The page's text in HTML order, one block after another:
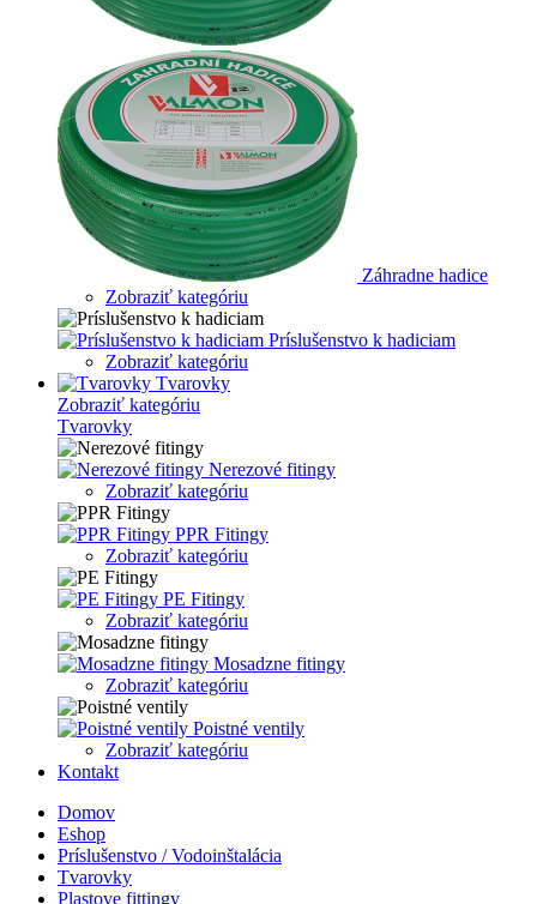
Záhradne hadice
Zobraziť kategóriu
Príslušenstvo k hadiciam
Zobraziť kategóriu
Tvarovky
Zobraziť kategóriu
Tvarovky
Nerezové fitingy
Zobraziť kategóriu
PPR Fitingy
Zobraziť kategóriu
PE Fitingy
Zobraziť kategóriu
Mosadzne fitingy
Zobraziť kategóriu
Poistné ventily
Zobraziť kategóriu
Kontakt
Domov
Eshop
Príslušenstvo / Vodoinštalácia
Tvarovky
Plastove fittingy